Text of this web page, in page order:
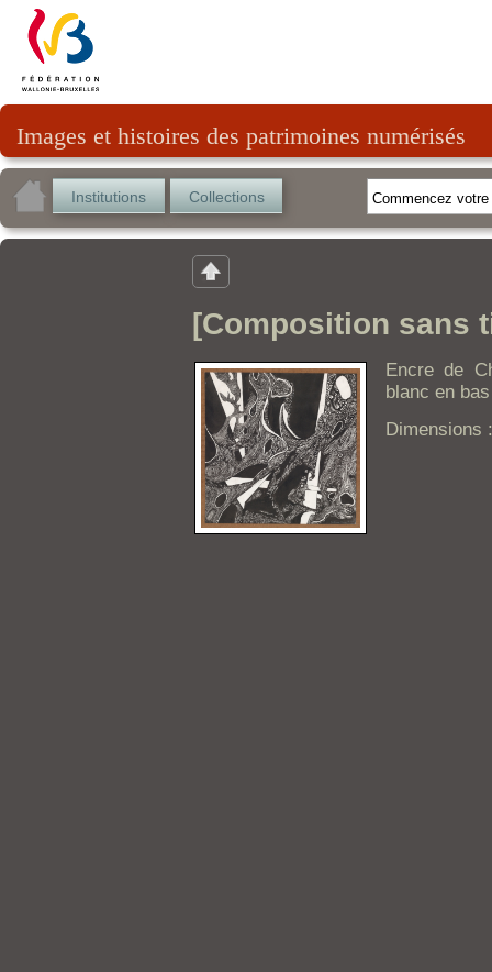
Images et histoires des patrimoines numérisés
Institutions Collections
[Composition sans
Encre de
blanc en
Dimensions